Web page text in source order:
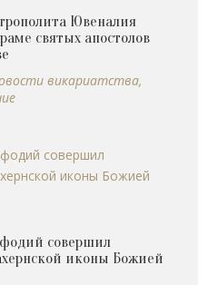
Ювеналия
святых апостолов
викариатства,
совершил
иконы Божией